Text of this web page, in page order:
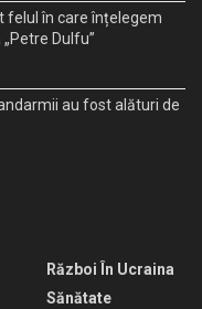
felul în care înțelegem
Dulfu”
au fost alături de
Război În Ucraina
Sănătate